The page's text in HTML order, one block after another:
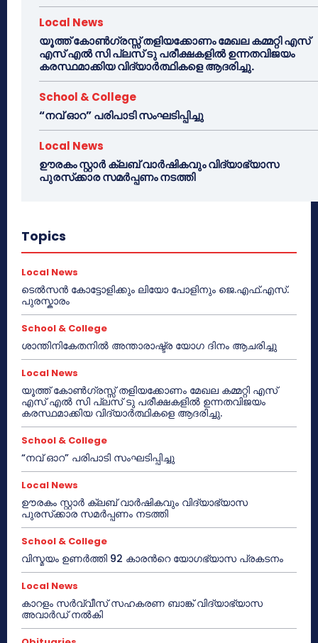
Local News
യൂത്ത് കോൺഗ്രസ്സ് തളിയക്കോണം മേഖല കമ്മറ്റി എസ്
എസ് എൽ സി പ്ലസ് ടു പരീക്ഷകളിൽ ഉന്നതവിജയം
കരസ്ഥമാക്കിയ വിദ്യാർത്ഥികളെ ആദരിച്ചു.
School & College
“നവ് ഓറ” പരിപാടി സംഘടിപ്പിച്ചു
Local News
ഊരകം സ്റ്റാർ ക്ലബ് വാർഷികവും വിദ്യാഭ്യാസ
പുരസ്‌ക്കാര സമർപ്പണം നടത്തി
Topics
Local News
ടെൽസൻ കോട്ടോളിക്കും ലിയോ പോളിനും ജെ.എഫ്.എസ്.
പുരസ്കാരം
School & College
ശാന്തിനികേതനിൽ അന്താരാഷ്ട്ര യോഗ ദിനം ആചരിച്ചു
Local News
യൂത്ത് കോൺഗ്രസ്സ് തളിയക്കോണം മേഖല കമ്മറ്റി എസ്
എസ് എൽ സി പ്ലസ് ടു പരീക്ഷകളിൽ ഉന്നതവിജയം
കരസ്ഥമാക്കിയ വിദ്യാർത്ഥികളെ ആദരിച്ചു.
School & College
“നവ് ഓറ” പരിപാടി സംഘടിപ്പിച്ചു
Local News
ഊരകം സ്റ്റാർ ക്ലബ് വാർഷികവും വിദ്യാഭ്യാസ
പുരസ്‌ക്കാര സമർപ്പണം നടത്തി
School & College
വിസ്മയം ഉണർത്തി 92 കാരൻറെ യോഗഭ്യാസ പ്രകടനം
Local News
കാറളം സർവ്വീസ് സഹകരണ ബാങ്ക് വിദ്യാഭ്യാസ
അവാർഡ് നൽകി